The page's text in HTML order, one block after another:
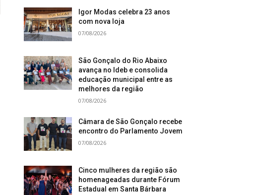
Igor Modas celebra 23 anos
com nova loja
07/08/2026
São Gonçalo do Rio Abaixo
avança no Ideb e consolida
educação municipal entre as
melhores da região
07/08/2026
Câmara de São Gonçalo recebe
encontro do Parlamento Jovem
07/08/2026
Cinco mulheres da região são
homenageadas durante Fórum
Estadual em Santa Bárbara